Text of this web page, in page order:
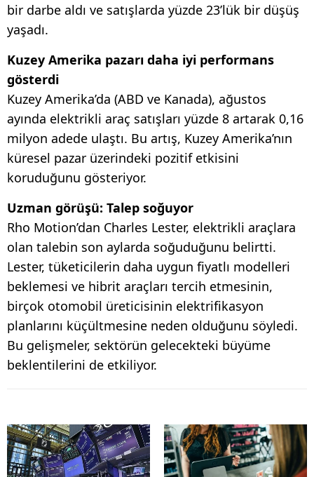
bir darbe aldı ve satışlarda yüzde 23’lük bir düşüş
yaşadı.
Kuzey Amerika pazarı daha iyi performans
gösterdi
Kuzey Amerika’da (ABD ve Kanada), ağustos
ayında elektrikli araç satışları yüzde 8 artarak 0,16
milyon adede ulaştı. Bu artış, Kuzey Amerika’nın
küresel pazar üzerindeki pozitif etkisini
koruduğunu gösteriyor.
Uzman görüşü: Talep soğuyor
Rho Motion’dan Charles Lester, elektrikli araçlara
olan talebin son aylarda soğuduğunu belirtti.
Lester, tüketicilerin daha uygun fiyatlı modelleri
beklemesi ve hibrit araçları tercih etmesinin,
birçok otomobil üreticisinin elektrifikasyon
planlarını küçültmesine neden olduğunu söyledi.
Bu gelişmeler, sektörün gelecekteki büyüme
beklentilerini de etkiliyor.